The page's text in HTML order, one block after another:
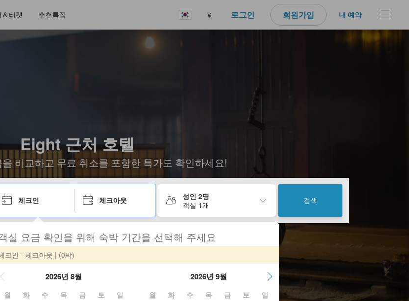
＆티켓 추천특집 ¥ 로그인 회원가입 내 예약
Eight 근처 호텔
비교하고 무료 취소를 포함한 특가도 확인하세요!
체크인 체크아웃
성인 2명
객실 1개
검색
실 요금 확인을 위해 숙박 기간을 선택해 주세요
크인 - 체크아웃 | (0박)
2026년 8월
월 화 수 목 금 토
일
2026년 9월
월 화 수 목 금 토
일